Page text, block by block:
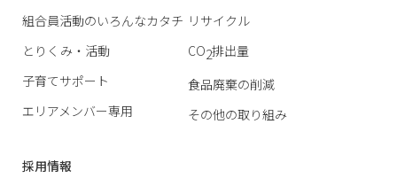
組合員活動のいろんなカタチ
とりくみ・活動
子育てサポート
エリアメンバー専用
リサイクル
CO2排出量
食品廃棄の削減
その他の取り組み
採用情報